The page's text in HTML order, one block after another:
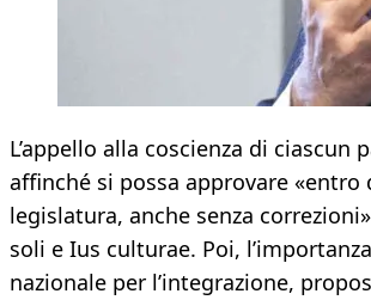
L’appello alla coscienza di ciascun
affinché si possa approvare «entro
legislatura, anche senza
soli e Ius culturae. Poi,
nazionale per l’integrazione,